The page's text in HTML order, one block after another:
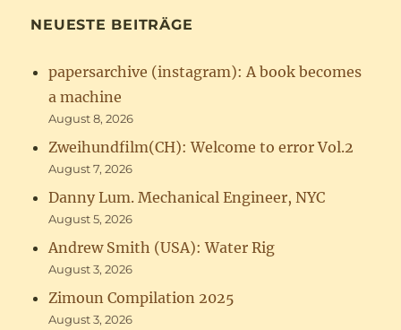
NEUESTE BEITRÄGE
papersarchive (instagram): A book becomes
a machine
August 8, 2026
Zweihundfilm(CH): Welcome to error Vol.2
August 7, 2026
Danny Lum. Mechanical Engineer, NYC
August 5, 2026
Andrew Smith (USA): Water Rig
August 3, 2026
Zimoun Compilation 2025
August 3, 2026